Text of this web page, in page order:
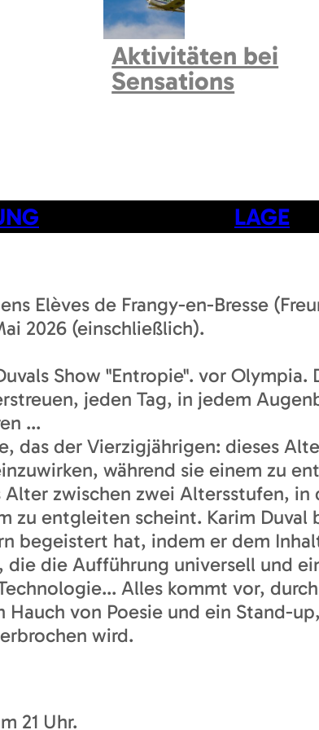
Aktivitäten bei
Sensations
LAGE
Elèves de Frangy-en-Bresse
2026 (einschließlich).
Show "Entropie". vor
jeden Tag, in jedem
...
das der Vierzigjährigen: dieses
während sie einem zu
Alter zwischen zwei Altersstufen,
zu entgleiten scheint. Karim
begeistert hat, indem er dem
die die Aufführung universell und
Alles kommt vor,
von Poesie und ein Stand-
wird.
21 Uhr.